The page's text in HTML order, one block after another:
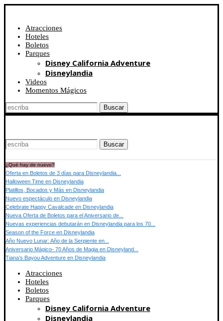
Atracciones
Hoteles
Boletos
Parques
Disney California Adventure
Disneylandia
Videos
Momentos Mágicos
Buscar
Buscar
¿Qué hay de nuevo?
Oferta en Boletos de 3 días para Disneylandia...
Halloween Time en Disneylandia
Platillos, Bocados y Más en Disneylandia
Nuevo espectáculo en Disneylandia
Celebrate Happy Cavalcade en Disneylandia
Nueva Oferta de Boletos para el Aniversario de...
Nuevas experiencias debutarán en Disneylandia para los 70...
Season of the Force en Disneylandia
Año Nuevo Lunar: Año de la Serpiente en...
Aniversario Mágico- 70 Años de Magia en Disneyland...
Tiana’s Bayou Adventure en Disneylandia
Atracciones
Hoteles
Boletos
Parques
Disney California Adventure
Disneylandia